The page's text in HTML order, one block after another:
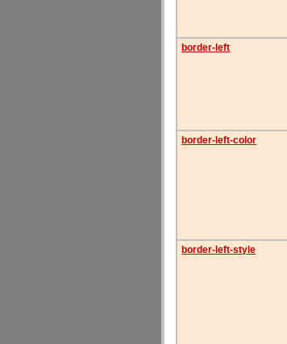
border-left
border-left-color
border-left-style